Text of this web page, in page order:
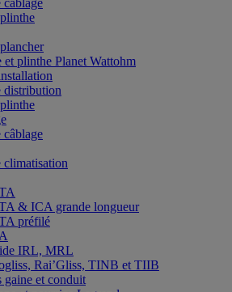
câblage
plinthe Planet Wattohm
distribution
câblage
climatisation
& ICA grande longueur
préfilé
IRL, MRL
Rai’Gliss, TINB et TIIB
gaine et conduit